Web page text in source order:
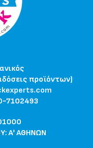
προϊόντων)
7102493
Α' ΑΘΗΝΩΝ